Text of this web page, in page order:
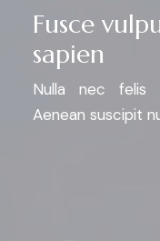
Fusce
sapien
Nulla nec felis
Aenean suscipit